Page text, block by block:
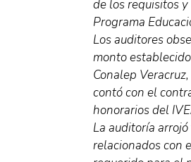
de los requisitos
Programa
Los auditores
monto
Conalep
contó con el
honorarios del
La auditoría
relacionados con